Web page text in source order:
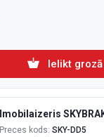
Ielikt grozā
Imobilaizeris
Preces kods: SKY-DD5